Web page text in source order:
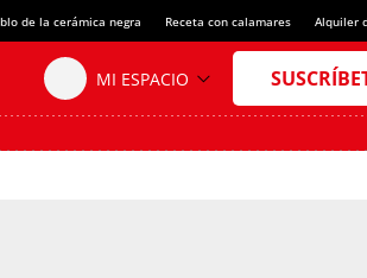
de la cerámica negra Receta con calamares Alquiler